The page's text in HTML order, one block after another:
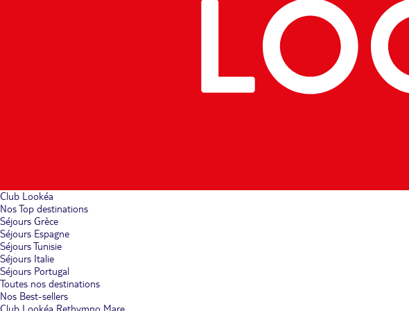
Club Lookéa
Nos Top destinations
Séjours Grèce
Séjours Espagne
Séjours Tunisie
Séjours Italie
Séjours Portugal
Toutes nos destinations
Nos Best-sellers